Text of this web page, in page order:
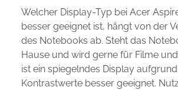
Welcher Display-Typ bei Acer
besser geeignet ist, hängt von der
des Notebooks ab. Steht das
Hause und wird gerne für Filme
ist ein spiegelndes Display
Kontrastwerte besser geeignet.